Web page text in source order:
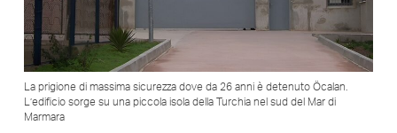
La prigione di massima sicurezza dove da 26 anni è detenuto Öcalan.
L’edificio sorge su una piccola isola della Turchia nel sud del Mar di
Marmara